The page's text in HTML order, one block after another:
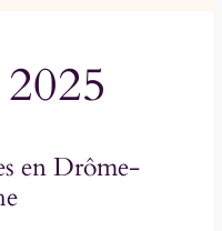
en Drôme-